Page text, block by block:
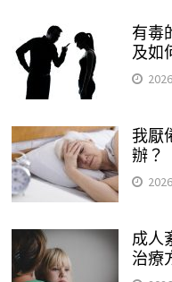
有毒
及如
我厭
辦？
成人
治療